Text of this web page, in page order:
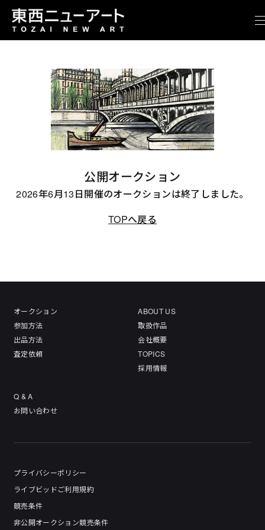
公開オークション
2026年6月13日開催のオークションは終了しました。
TOPへ戻る
オークション
参加方法
出品方法
査定依頼
ABOUT US
取扱作品
会社概要
TOPICS
採用情報
Q & A
お問い合わせ
プライバシーポリシー
ライブビッドご利用規約
競売条件
非公開オークション競売条件